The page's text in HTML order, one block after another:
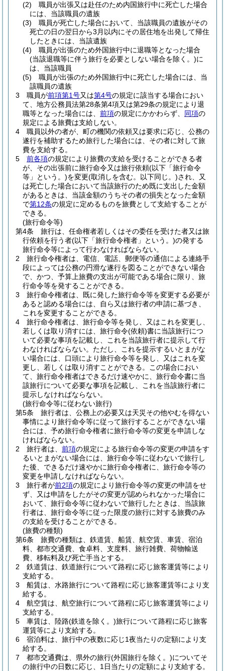
(2)
職員が出張又は赴任のため内国旅行中に死亡した場合
には、当該職員の遺族
(3)
職員が死亡した場合において、当該職員の遺族がその
死亡の日の翌日から3月以内にその居住地を出発して帰住
したときには、当該遺族
(4)
職員が出張のため外国旅行中に退職等となった場合
(当該退職等に伴う旅行を必要としない場合を除く。)に
は、当該職員
(5)
職員が出張のため外国旅行中に死亡した場合には、当
該職員の遺族
3
職員が前項第1号又は第4号の規定に該当する場合におい
て、地方公務員法第28条第4項又は第29条の規定により退
職等となった場合には、 前項の規定にかかわらず、 同項の
規定による旅費は支給しない。
4
職員以外の者が、町の機関の依頼又は要求に応じ、公務の
遂行を補助するため旅行した場合には、その者に対して旅
費を支給する。
5
前各項の規定により旅費の支給を受けることができる者
が、その出張前に旅行命令又は旅行依頼(以下「旅行命令
等」という。)を変更(取消しを含む。以下同じ。)され、又
は死亡した場合において当該旅行のため既に支出した金額
があるときは、当該金額のうちその者の損失となった金額
で第12条の規定に定めるものを旅費として支給することが
できる。
(旅行命令等)
第4条
旅行は、任命権者若しくはその委任を受けた者又は旅
行依頼を行う者(以下「旅行命令権者」という。)の発する
旅行命令等によって行わなければならない。
2
旅行命令権者は、電信、電話、郵便等の通信による連絡手
段によっては公務の円滑な遂行を図ることができない場合
で、かつ、予算上旅費の支出が可能である場合に限り、旅
行命令等を発することができる。
3
旅行命令権者は、既に発した旅行命令等を変更する必要が
あると認める場合には、自ら又は旅行者の申請に基づき、
これを変更することができる。
4
旅行命令権者は、旅行命令等を発し、又はこれを変更し、
若しくは取り消すには、旅行命令(依頼)書に当該旅行につ
いて必要な事項を記載し、これを当該旅行者に提示して行
わなければならない。 ただし、これを提示するいとまがな
い場合には、口頭により旅行命令等を発し、又はこれを変
更し、若しくは取り消すことができる。
この場合におい
て、旅行命令権者はできるだけ速やかに、旅行命令書に当
該旅行について必要な事項を記載し、これを当該旅行者に
提示しなければならない。
(旅行命令等に従わない旅行)
第5条
旅行者は、公務上の必要又は天災その他やむを得ない
事情により旅行命令等に従って旅行することができない場
合には、予め旅行命令権者に旅行命令等の変更を申請しな
ければならない。
2
旅行者は、 前項の規定による旅行命令等の変更の申請をす
るいとまがない場合には、旅行命令等に従わないで旅行し
た後、できるだけ速やかに旅行命令権者に、旅行命令等の
変更を申請しなければならない。
3
旅行者が前2項の規定により旅行命令等の変更の申請をせ
ず、又は申請をしたがその変更が認められなかった場合に
おいて、旅行命令等に従わないで旅行したときは、当該旅
行者は、旅行命令等に従った限度の旅行に対する旅費のみ
の支給を受けることができる。
(旅費の種類)
第6条
旅費の種類は、鉄道賃、船賃、航空賃、車賃、宿泊
料、都市交通費、食卓料、支度料、旅行雑費、荷物輸送
費、移転料及び死亡手当とする。
2
鉄道賃は、鉄道旅行について路程に応じ旅客運賃等により
支給する。
3
船賃は、水路旅行について路程に応じ旅客運賃等により支
給する。
4
航空賃は、航空旅行について路程に応じ旅客運賃等により
支給する。
5
車賃は、陸路(鉄道を除く。)旅行について路程に応じ旅客
運賃等により支給する。
6
宿泊料は、旅行中の夜数に応じ1夜当たりの定額により支
給する。
7
都市交通費は、県外の旅行(外国旅行を除く。)についてそ
の旅行中の日数に応じ、1日当たりの定額により支給する。